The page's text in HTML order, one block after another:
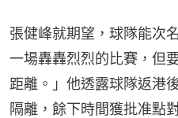
張健峰就期望，球隊能次
一場轟轟烈烈的比賽，但
距離。」他透露球隊返港
隔離，餘下時間獲批准點